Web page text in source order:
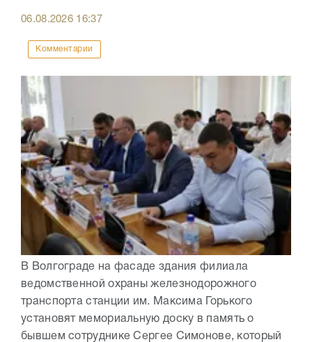
06.08.2026 16:37
Комментарии
В Волгограде на фасаде здания филиала
ведомственной охраны железнодорожного
транспорта станции им. Максима Горького
установят мемориальную доску в память о
бывшем сотруднике Сергее Симонове, который